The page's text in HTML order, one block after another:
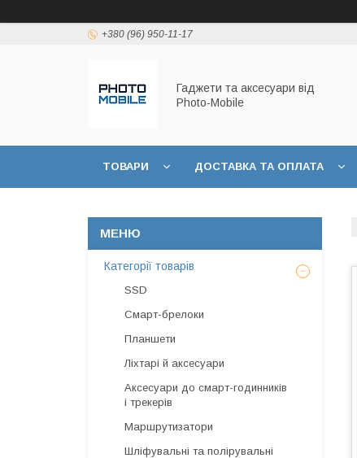
+380 (96) 950-11-17
Гаджети та аксесуари від
Photo-Mobile
ТОВАРИ ДОСТАВКА ТА ОПЛАТА
Категорії товарів
SSD
Смарт-брелоки
Планшети
Ліхтарі й аксесуари
Аксесуари до смарт-годинників
і трекерів
Маршрутизатори
Шліфувальні та полірувальні